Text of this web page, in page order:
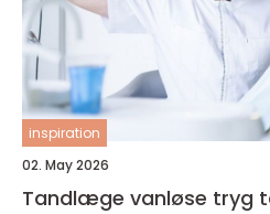
inspiration
02. May 2026
Tandlæge vanløse tryg tandpleje med fokus